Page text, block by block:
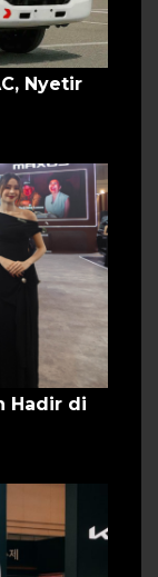
Nyetir
Hadir di